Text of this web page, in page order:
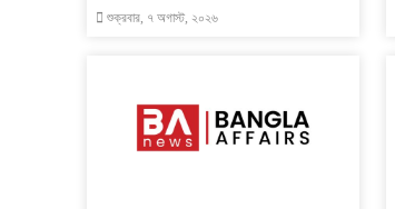
শুক্রবার, ৭ অগাস্ট, ২০২৬